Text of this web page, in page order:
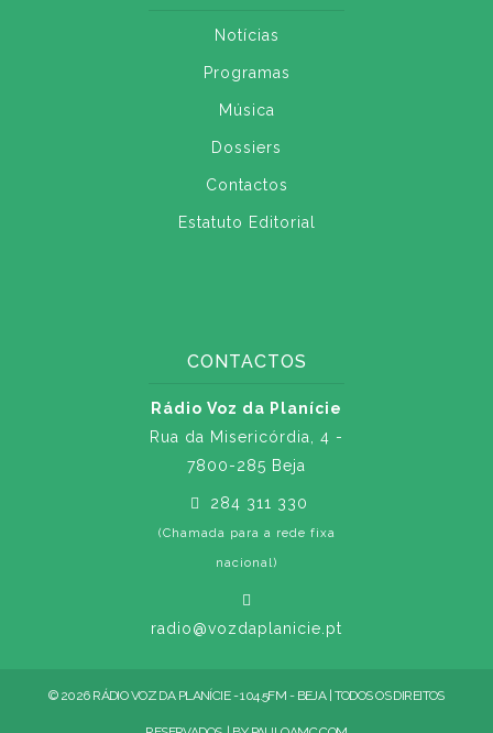
Notícias
Programas
Música
Dossiers
Contactos
Estatuto Editorial
CONTACTOS
Rádio Voz da Planície
Rua da Misericórdia, 4 -
7800-285 Beja
284 311 330
(Chamada para a rede fixa
nacional)
radio@vozdaplanicie.pt
© 2026 RÁDIO VOZ DA PLANÍCIE - 104.5FM - BEJA | TODOS OS DIREITOS